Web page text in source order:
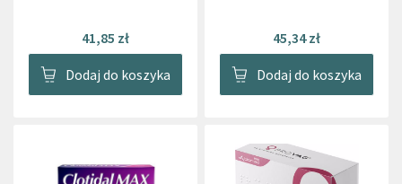
41,85 zł
Dodaj do koszyka
45,34 zł
Dodaj do koszyka